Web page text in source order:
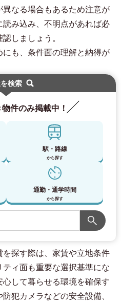
なる場合もあるため注意が
み込み、不明点があれば必
しましょう。
も、条件面の理解と納得が
検索
件のみ掲載中！
駅・路線
から探す
通勤・通学時間
から探す
探す際は、家賃や立地条件
ィ面も重要な選択基準にな
して暮らせる環境を確保す
犯カメラなどの安全設備、